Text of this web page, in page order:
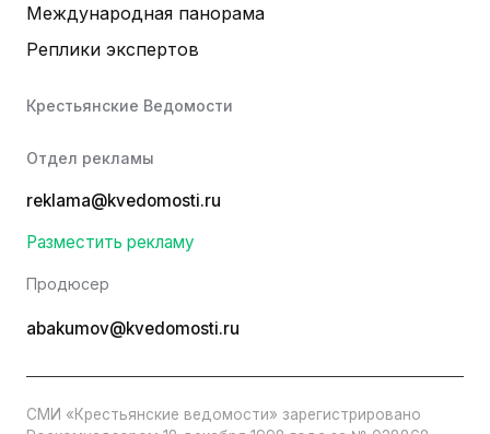
Международная панорама
Реплики экспертов
Крестьянские Ведомости
Отдел рекламы
reklama@kvedomosti.ru
Разместить рекламу
Продюсер
abakumov@kvedomosti.ru
СМИ «Крестьянские ведомости» зарегистрировано